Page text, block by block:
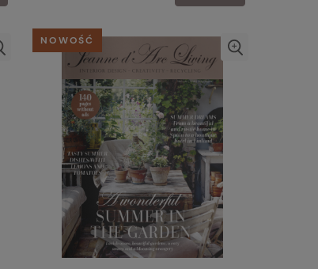
NOWOŚĆ